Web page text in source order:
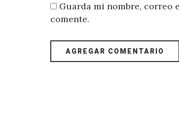
Guarda mi nombre, correo
comente.